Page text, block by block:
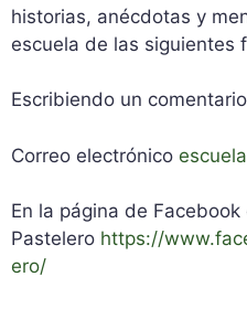
historias, anécdotas y
escuela de las siguientes
Escribiendo un
Correo electrónico
En la página de Facebook
Pastelero https://
ero/